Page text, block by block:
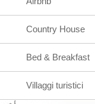
Country House
Bed & Breakfast
Villaggi turistici